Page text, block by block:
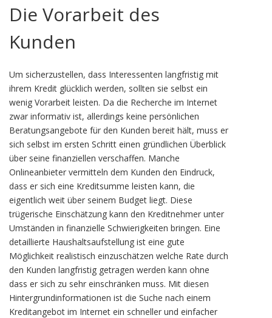
Die Vorarbeit des
Kunden
Um sicherzustellen, dass Interessenten langfristig mit
ihrem Kredit glücklich werden, sollten sie selbst ein
wenig Vorarbeit leisten. Da die Recherche im Internet
zwar informativ ist, allerdings keine persönlichen
Beratungsangebote für den Kunden bereit hält, muss er
sich selbst im ersten Schritt einen gründlichen Überblick
über seine finanziellen verschaffen. Manche
Onlineanbieter vermitteln dem Kunden den Eindruck,
dass er sich eine Kreditsumme leisten kann, die
eigentlich weit über seinem Budget liegt. Diese
trügerische Einschätzung kann den Kreditnehmer unter
Umständen in finanzielle Schwierigkeiten bringen. Eine
detaillierte Haushaltsaufstellung ist eine gute
Möglichkeit realistisch einzuschätzen welche Rate durch
den Kunden langfristig getragen werden kann ohne
dass er sich zu sehr einschränken muss. Mit diesen
Hintergrundinformationen ist die Suche nach einem
Kreditangebot im Internet ein schneller und einfacher